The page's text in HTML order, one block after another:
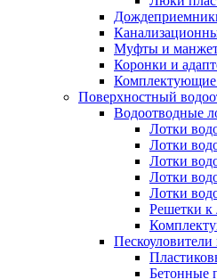
Муфты и
Коронки и
Комплектующие
Поверхностный
Водоотводные
Лотки
Лотки
Лотки
Лотки
Лотки
Решетки к
Бетонные